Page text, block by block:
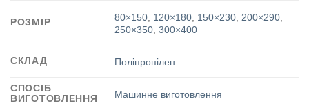
РОЗМІР 80×150 120×180 150×230 200×290
250×350 ,300×400
СКЛАД Поліпропілен
СПОСІБ
ВИГОТОВЛЕННЯ
Машинне виготовлення